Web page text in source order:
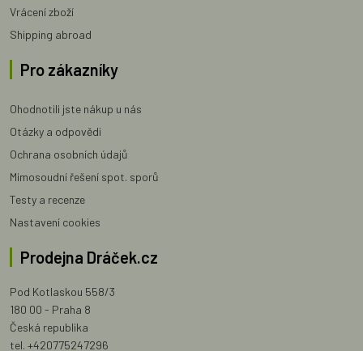
Vrácení zboží
Shipping abroad
Pro zákazníky
Ohodnotili jste nákup u nás
Otázky a odpovědi
Ochrana osobních údajů
Mimosoudní řešení spot. sporů
Testy a recenze
Nastavení cookies
Prodejna Dráček.cz
Pod Kotlaskou 558/3
180 00 - Praha 8
Česká republika
tel. +420775247296